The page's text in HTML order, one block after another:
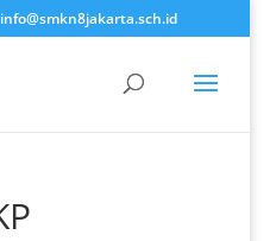
info@smkn8jakarta.sch.id